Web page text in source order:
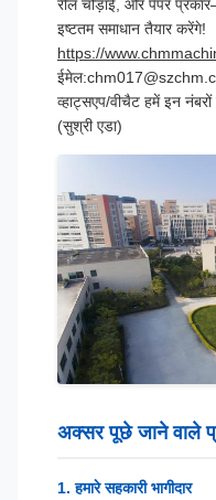
रील चौड़ाई, और पेपर
इष्टतम समाधान तैयार करेंगे!
https://
व्हाट्सएप/वीचैट हमें इन
(सुश्री एडा)
अक्सर पूछे जाने वाले
1. हमारे सहकारी भागीदार